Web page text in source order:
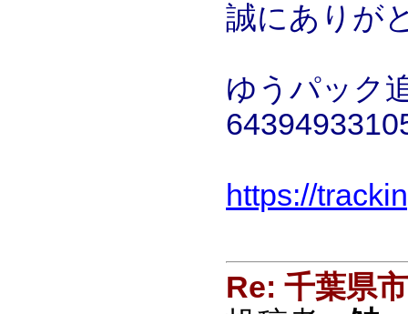
誠にありが
ゆうパッ
https://
Re: 千葉県